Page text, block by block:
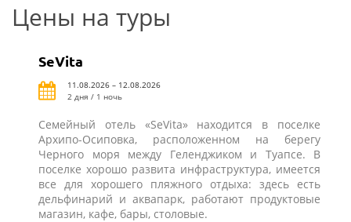
Цены на туры
SeVita
11.08.2026 – 12.08.2026
2 дня / 1 ночь
Семейный отель «SeVita» находится в поселке
Архипо-Осиповка, расположенном на берегу
Черного моря между Геленджиком и Туапсе. В
поселке хорошо развита инфраструктура, имеется
все для хорошего пляжного отдыха: здесь есть
дельфинарий и аквапарк, работают продуктовые
магазин, кафе, бары, столовые.